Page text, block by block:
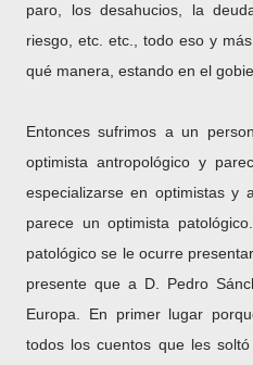
paro, los desahucios, la
riesgo, etc. etc., todo eso y
qué manera, estando en el
Entonces sufrimos a un
optimista antropológico y
especializarse en optimistas
parece un optimista
patológico se le ocurre
presente que a D. Pedro
Europa. En primer lugar
todos los cuentos que les